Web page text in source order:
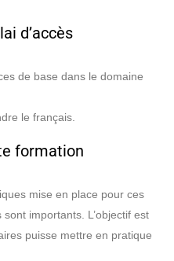
d’accès
de base dans le domaine
le français.
formation
mise en place pour ces
importants. L’objectif est
puisse mettre en pratique